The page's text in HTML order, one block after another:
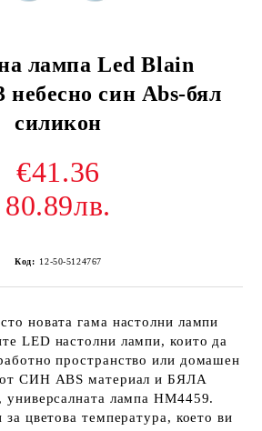
лампа Led Blain
небесно син Abs-бял
силикон
€41.36
80.89лв.
Код: 12-50-5124767
новата гама настолни лампи
LED настолни лампи, които да
пространство или домашен
СИН ABS материал и БЯЛА
универсалната лампа HM4459.
цветова температура, което ви